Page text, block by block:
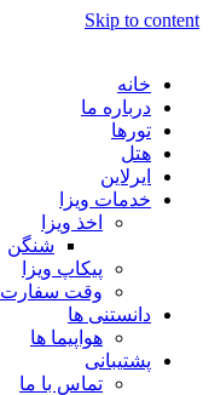
Skip to content
خانه
درباره ما
تورها
هتل
ایرلاین
خدمات ویزا
اخذ ویزا
شنگن
پیکاپ ویزا
وقت سفارت
دانستنی ها
هواپیما ها
پشتیبانی
تماس با ما